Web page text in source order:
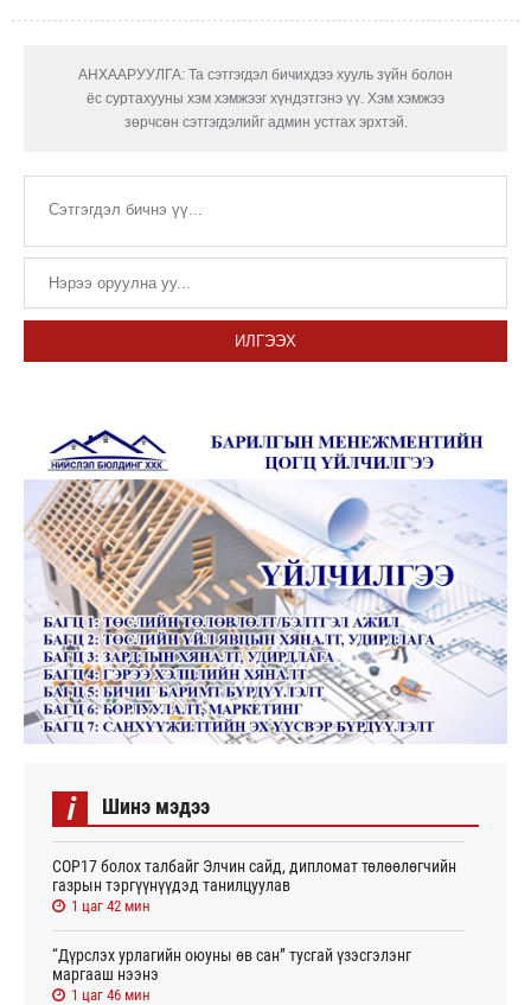
АНХААРУУЛГА: Та сэтгэгдэл бичихдээ хууль зүйн болон
ёс суртахууны хэм хэмжээг хүндэтгэнэ үү. Хэм хэмжээ
зөрчсөн сэтгэгдэлийг админ устгах эрхтэй.
ИЛГЭЭХ
i Шинэ мэдээ
СОР17 болох талбайг Элчин сайд, дипломат төлөөлөгчийн
газрын тэргүүнүүдэд танилцуулав
1 цаг 42 мин
“Дүрслэх урлагийн оюуны өв сан” тусгай үзэсгэлэнг
маргааш нээнэ
1 цаг 46 мин